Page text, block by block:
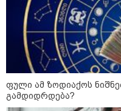
ფული ამ ზოდიაქოს
გამდიდრდება?